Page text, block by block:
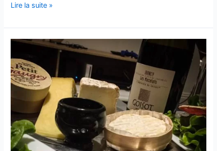
Irancy
Les
Mazelots
2010
–
Domaine
Lire la suite »